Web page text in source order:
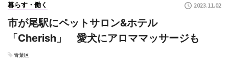
暮らす・働く 2023.11.02
市が尾駅にペットサロン&ホテル
「Cherish」 愛犬にアロママッサージも
青葉区